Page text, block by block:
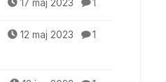
17 maj 2023 1
12 maj 2023 1